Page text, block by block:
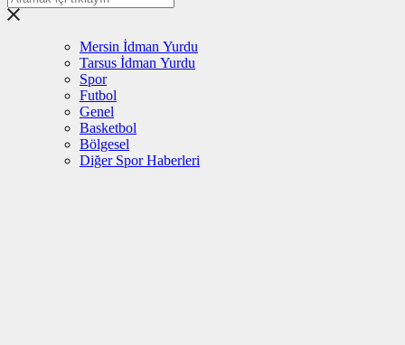
Mersin İdman Yurdu
Tarsus İdman Yurdu
Spor
Futbol
Genel
Basketbol
Bölgesel
Diğer Spor Haberleri